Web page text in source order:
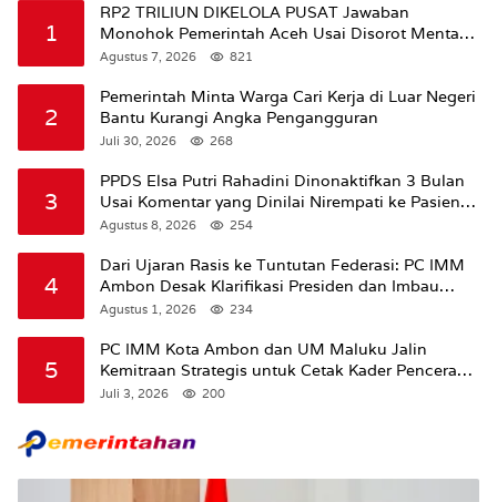
1
RP2 TRILIUN DIKELOLA PUSAT Jawaban
Monohok Pemerintah Aceh Usai Disorot Mentan
Amran Soal Dana Pertanian
Agustus 7, 2026 821
2
Pemerintah Minta Warga Cari Kerja di Luar Negeri
Bantu Kurangi Angka Pengangguran
Juli 30, 2026 268
3
PPDS Elsa Putri Rahadini Dinonaktifkan 3 Bulan
Usai Komentar yang Dinilai Nirempati ke Pasien
BPJS
Agustus 8, 2026 254
4
Dari Ujaran Rasis ke Tuntutan Federasi: PC IMM
Ambon Desak Klarifikasi Presiden dan Imbau
Tunda Pengibaran Bendera Merah Putih Di
Agustus 1, 2026 234
5
PC IMM Kota Ambon dan UM Maluku Jalin
Kemitraan Strategis untuk Cetak Kader Pencerah
Bangsa “Membangun Peradaban dari Kampus”
Juli 3, 2026 200